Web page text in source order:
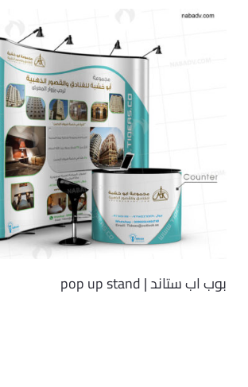
بوب اب ستاند | pop up stand